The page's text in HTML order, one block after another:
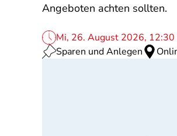
Angeboten achten sollten.
Mi, 26. August 2026,
Sparen und Anlegen